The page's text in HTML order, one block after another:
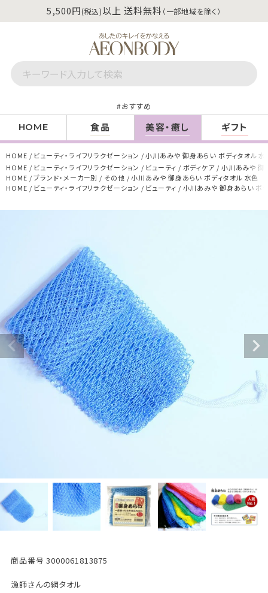
5,500円(税込)以上 送料無料 （一部地域を除く）
おすすめ
HOME 食品 美容・癒し ギフト
HOME ビューティ・ライフリラクゼーション
小川あみや 御身あらい ボディタオル 水
HOME
ビューティ・ライフリラクゼーション ビューティ ボディケア
小川あみや 御
HOME
ブランド・メーカー別 その他
小川あみや 御身あらい ボディタオル 水色
HOME
ビューティ・ライフリラクゼーション ビューティ 小川あみや 御身あらい ボ
商品番号 3000061813875
漁師さんの網タオル